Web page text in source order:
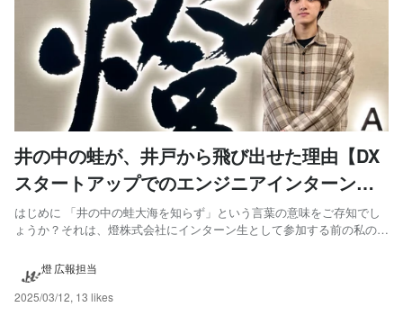
井の中の蛙が、井戸から飛び出せた理由【DX
スタートアップでのエンジニアインターン成
長記録】
はじめに 「井の中の蛙大海を知らず」という言葉の意味をご存知でし
ょうか？それは、燈株式会社にインターン生として参加する前の私のこ
り、どうやって成長できたかをお伝えできればと思います。 私は現
在、燈株式会社のDXソリューション事業部でソフトウェ...
燈 広報担当
2025/03/12, 13 likes